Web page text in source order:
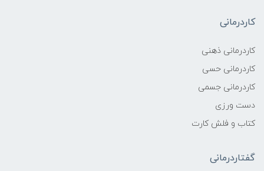
کاردرمانی
کاردرمانی ذهنی
کاردرمانی حسی
کاردرمانی جسمی
دست ورزی
کتاب و فلش کارت
گفتاردرمانی